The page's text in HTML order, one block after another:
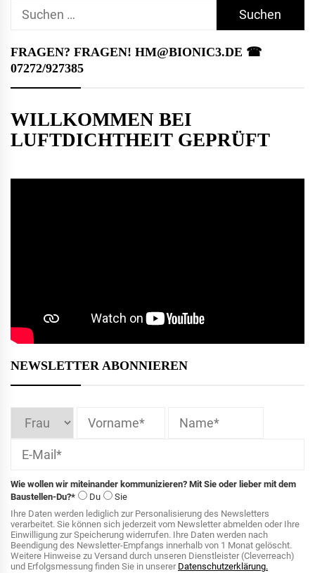
Suchen
FRAGEN? FRAGEN! HM@BIONIC3.DE ☎︎
07272/927385
WILLKOMMEN BEI
LUFTDICHTHEIT GEPRÜFT
NEWSLETTER ABONNIEREN
Wie wollen wir miteinander kommunizieren? Mit Sie oder lieber mit dem
Baustellen-Du?*
Du
Sie
Ihre Daten werden lediglich zur Personalisierung des Newsletters
verarbeitet. Sie können sich jederzeit vom Newsletter abmelden oder Ihre
Einwilligung zur Speicherung widerrufen. Ihre Daten werden nach
Beendigung des Newsletter-Empfangs innerhalb von 1 Monat gelöscht.
Weitere Hinweise zu Versand durch unseren Dienstleister (Cleverreach)
und Erfolgsmessung finden Sie in unserer Datenschutzerklärung.